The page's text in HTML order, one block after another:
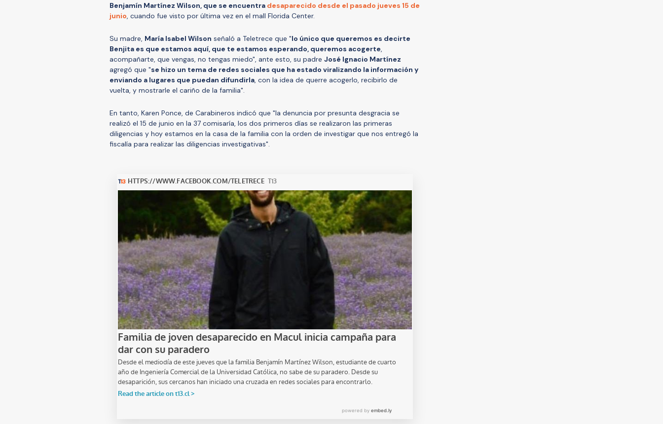
Benjamín Martínez Wilson, que se encuentra desaparecido desde el pasado jueves 15 de
junio, cuando fue visto por última vez en el mall Florida Center.
Su madre, María Isabel Wilson señaló a Teletrece que "lo único que queremos es decirte
Benjita es que estamos aquí, que te estamos esperando, queremos acogerte,
acompañarte, que vengas, no tengas miedo", ante esto, su padre José Ignacio Martínez
agregó que "se hizo un tema de redes sociales que ha estado viralizando la información y
enviando a lugares que puedan difundirla, con la idea de querre acogerlo, recibirlo de
vuelta, y mostrarle el cariño de la familia".
En tanto, Karen Ponce, de Carabineros indicó que "la denuncia por presunta desgracia se
realizó el 15 de junio en la 37 comisaría, los dos primeros días se realizaron las primeras
diligencias y hoy estamos en la casa de la familia con la orden de investigar que nos entregó la
fiscalía para realizar las diligencias investigativas".